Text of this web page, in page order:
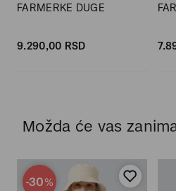
FARMERKE DUGE
9.290,00 RSD
Možda će vas
-30%